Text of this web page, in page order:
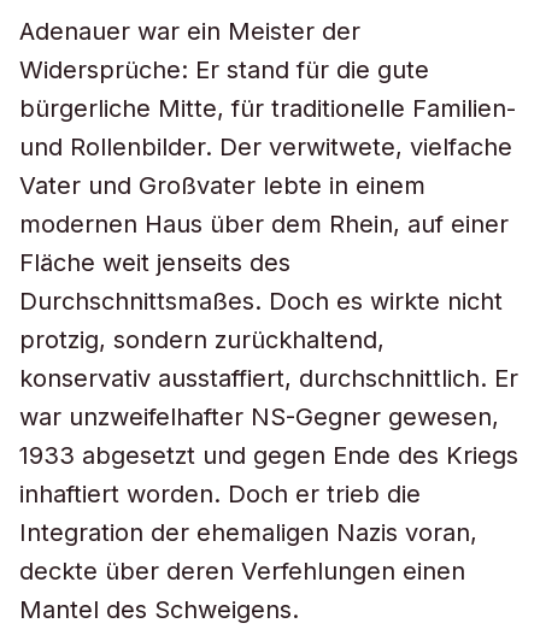
Adenauer war ein Meister der
Widersprüche: Er stand für die gute
bürgerliche Mitte, für traditionelle Familien-
und Rollenbilder. Der verwitwete, vielfache
Vater und Großvater lebte in einem
modernen Haus über dem Rhein, auf einer
Fläche weit jenseits des
Durchschnittsmaßes. Doch es wirkte nicht
protzig, sondern zurückhaltend,
konservativ ausstaffiert, durchschnittlich. Er
war unzweifelhafter NS-Gegner gewesen,
1933 abgesetzt und gegen Ende des Kriegs
inhaftiert worden. Doch er trieb die
Integration der ehemaligen Nazis voran,
deckte über deren Verfehlungen einen
Mantel des Schweigens.